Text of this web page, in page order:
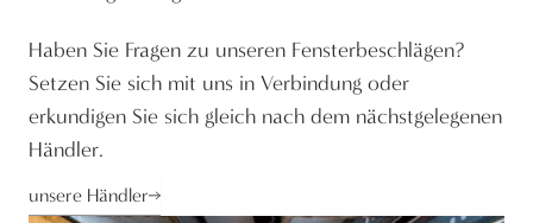
Haben Sie Fragen zu unseren Fensterbeschlägen?
Setzen Sie sich mit uns in Verbindung oder
erkundigen Sie sich gleich nach dem nächstgelegenen
Händler.
unsere Händler